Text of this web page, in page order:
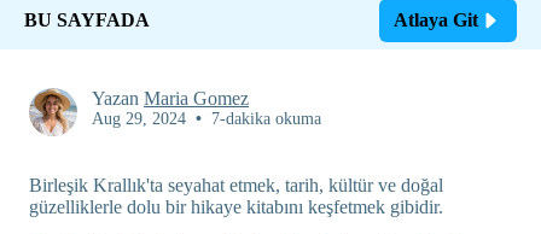
BU SAYFADA Atlaya Git
Yazan Maria Gomez
Aug 29, 2024 • 7-dakika okuma
Birleşik Krallık'ta seyahat etmek, tarih, kültür ve doğal
güzelliklerle dolu bir hikaye kitabını keşfetmek gibidir.